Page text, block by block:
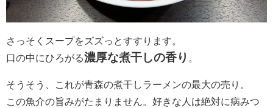
さっそくスープをズズっとすすります。
口の中にひろがる濃厚な煮干しの香り
そうそう、これが青森の煮干しラーメンの最大の売り。
この魚介の旨みがたまりません。好きな人は絶対に病みつ